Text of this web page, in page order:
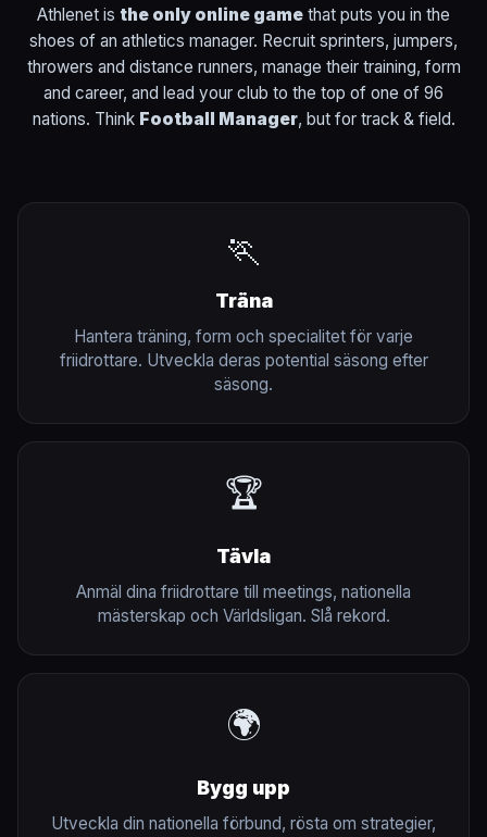
Athlenet is the only online game that puts you in the
shoes of an athletics manager. Recruit sprinters, jumpers,
throwers and distance runners, manage their training, form
and career, and lead your club to the top of one of 96
nations. Think Football Manager, but for track & field.
🏃
Träna
Hantera träning, form och specialitet för varje
friidrottare. Utveckla deras potential säsong efter
säsong.
🏆
Tävla
Anmäl dina friidrottare till meetings, nationella
mästerskap och Världsligan. Slå rekord.
🌍
Bygg upp
Utveckla din nationella förbund, rösta om strategier,